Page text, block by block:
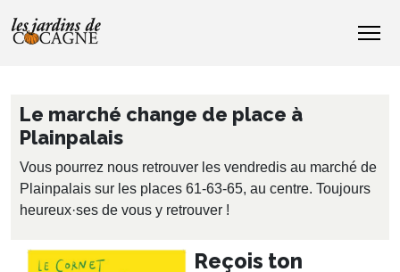
Le marché change de place à
Plainpalais
Vous pourrez nous retrouver les vendredis au marché de
Plainpalais sur les places 61-63-65, au centre. Toujours
heureux·ses de vous y retrouver !
Reçois ton